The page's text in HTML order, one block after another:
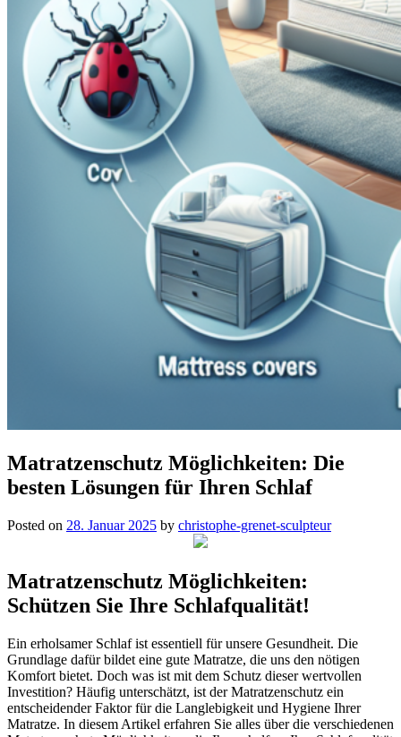
Matratzenschutz Möglichkeiten: Die
besten Lösungen für Ihren Schlaf
Posted on 28. Januar 2025 by christophe-grenet-sculpteur
Matratzenschutz Möglichkeiten:
Schützen Sie Ihre Schlafqualität!
Ein erholsamer Schlaf ist essentiell für unsere Gesundheit. Die
Grundlage dafür bildet eine gute Matratze, die uns den nötigen
Komfort bietet. Doch was ist mit dem Schutz dieser wertvollen
Investition? Häufig unterschätzt, ist der Matratzenschutz ein
entscheidender Faktor für die Langlebigkeit und Hygiene Ihrer
Matratze. In diesem Artikel erfahren Sie alles über die verschiedenen